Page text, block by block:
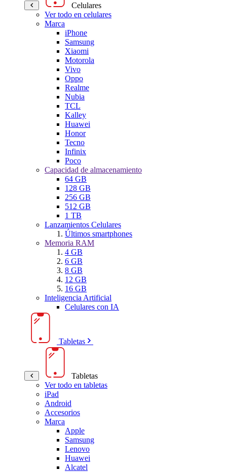
Celulares
Ver todo en celulares
Marca
iPhone
Samsung
Xiaomi
Motorola
Vivo
Oppo
Realme
Nubia
TCL
Kalley
Huawei
Honor
Tecno
Infinix
Poco
Capacidad de almacenamiento
64 GB
128 GB
256 GB
512 GB
1 TB
Lanzamientos Celulares
Últimos smartphones
Memoria RAM
4 GB
6 GB
8 GB
12 GB
16 GB
Inteligencia Artificial
Celulares con IA
Tabletas
Tabletas
Ver todo en tabletas
iPad
Android
Accesorios
Marca
Apple
Samsung
Lenovo
Huawei
Alcatel